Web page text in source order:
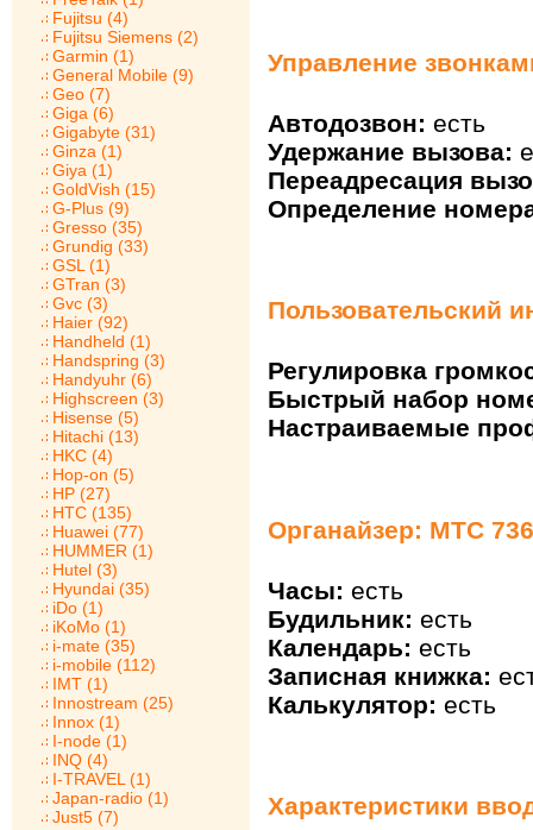
Fujitsu (4)
Fujitsu Siemens (2)
Garmin (1)
General Mobile (9)
Geo (7)
Giga (6)
Gigabyte (31)
Ginza (1)
Giya (1)
GoldVish (15)
G-Plus (9)
Gresso (35)
Grundig (33)
GSL (1)
GTran (3)
Gvc (3)
Haier (92)
Handheld (1)
Handspring (3)
Handyuhr (6)
Highscreen (3)
Hisense (5)
Hitachi (13)
HKC (4)
Hop-on (5)
HP (27)
HTC (135)
Huawei (77)
HUMMER (1)
Hutel (3)
Hyundai (35)
iDo (1)
iKoMo (1)
i-mate (35)
i-mobile (112)
IMT (1)
Innostream (25)
Innox (1)
I-node (1)
INQ (4)
I-TRAVEL (1)
Japan-radio (1)
Just5 (7)
Управление
Автодозвон: есть
Удержание вызова:
Переадресация
Определение
Пользовательский
Регулировка
Быстрый набор
Настраиваемые
Органайзер: МТС 736
Часы: есть
Будильник: есть
Календарь: есть
Записная книжка:
Калькулятор: есть
Характеристики